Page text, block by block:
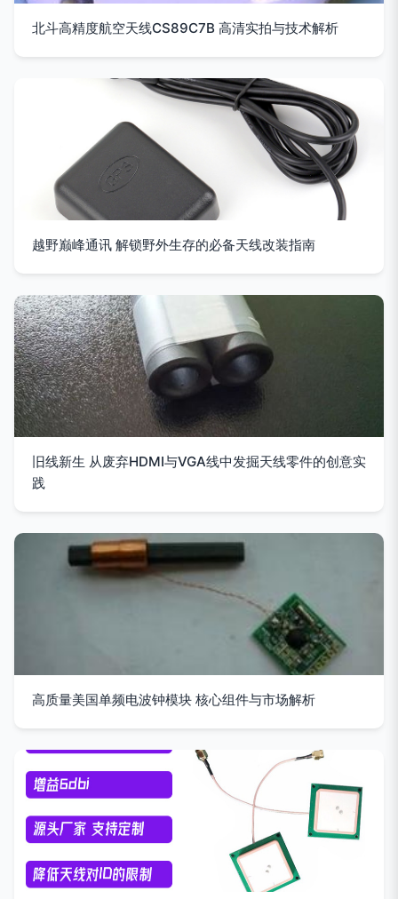
北斗高精度航空天线CS89C7B 高清实拍与技术解析
越野巅峰通讯 解锁野外生存的必备天线改装指南
旧线新生 从废弃HDMI与VGA线中发掘天线零件的创意实
践
高质量美国单频电波钟模块 核心组件与市场解析